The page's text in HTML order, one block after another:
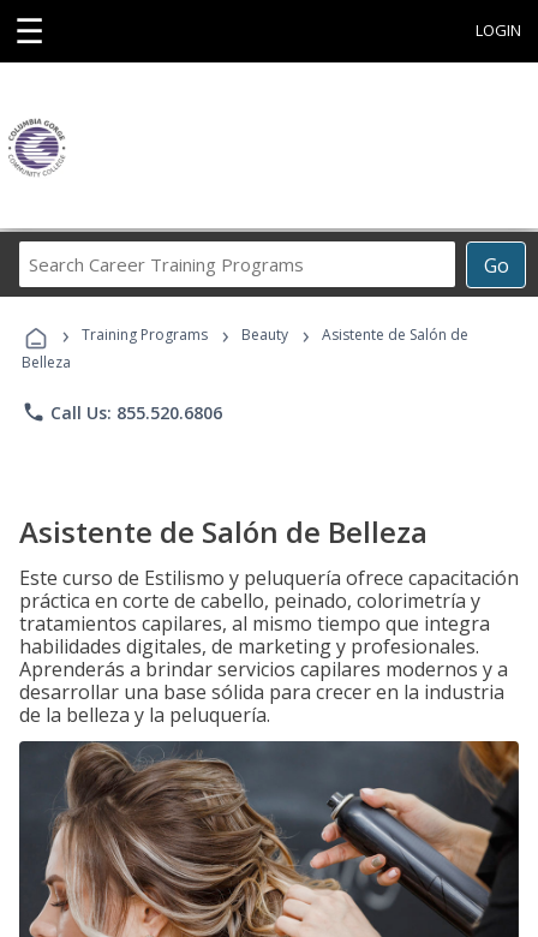
☰ LOGIN
Go
Career
Programs
› Training Programs › Beauty ›
Asistente de Salón de
Belleza
phone Call Us: 855.520.6806
Asistente de Salón de Belleza
Este curso de Estilismo y peluquería ofrece capacitación
práctica en corte de cabello, peinado, colorimetría y
tratamientos capilares, al mismo tiempo que integra
habilidades digitales, de marketing y profesionales.
Aprenderás a brindar servicios capilares modernos y a
desarrollar una base sólida para crecer en la industria
de la belleza y la peluquería.